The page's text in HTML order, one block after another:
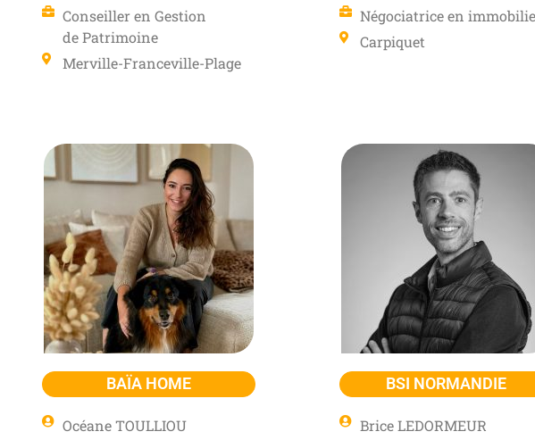
Conseiller en Gestion
de Patrimoine
Merville-Franceville-Plage
Négociatrice en
Carpiquet
BAÏA HOME
Océane TOULLIOU
BSI NORMANDIE
Brice LEDORMEUR